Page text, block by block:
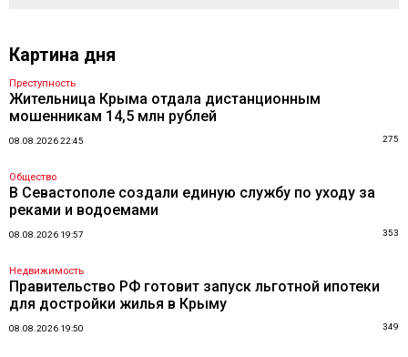
Картина дня
Преступность
Жительница Крыма отдала дистанционным
мошенникам 14,5 млн рублей
08.08.2026 22:45 275
Общество
В Севастополе создали единую службу по уходу за
реками и водоемами
08.08.2026 19:57 353
Недвижимость
Правительство РФ готовит запуск льготной ипотеки
для достройки жилья в Крыму
08.08.2026 19:50 349